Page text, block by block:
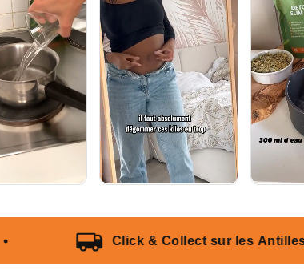
Click & Collect sur les Antilles et Guyane